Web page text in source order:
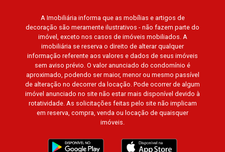
Villa Dei Fiori, Vivendas da Mata, Jatobá, Colina
Verde, Royal Park, Mirante do Royal Park, Santa
Fé, Villa Victória, Bosque das Colinas, Fazenda
Santa Maria, Baraúna Residencial, Villa de
Buenos Aires, Magnólias, Vila do Golfe, Vila
Verde, Country Village, San Remo, Residencial
Jardim Canadá, Torino, Città di Positano, San
Diego, Quinta da Alvorada, Monte Rey, Garden
Villa e Quinta do Golfe. Avenida João Fiúsa,
1051 - Alto da Boa Vista | Ribeirão Preto.
A Imobiliária informa que as mobílias e artigos de
decoração são meramente ilustrativos - não fazem parte do
imóvel, exceto nos casos de imóveis mobiliados. A
imobiliária se reserva o direito de alterar qualquer
informação referente aos valores e dados de seus imóveis
sem aviso prévio. O valor anunciado do condomínio é
aproximado, podendo ser maior, menor ou mesmo passível
de alteração no decorrer da locação. Pode ocorrer de algum
imóvel anunciado no site não estar mais disponível devido à
rotatividade. As solicitações feitas pelo site não implicam
em reserva, compra, venda ou locação de quaisquer
imóveis.